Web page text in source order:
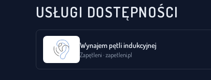
USŁUGI DOSTĘPNOŚCI
Wynajem pętli indukcyjnej
Zapętleni · zapetleni.pl